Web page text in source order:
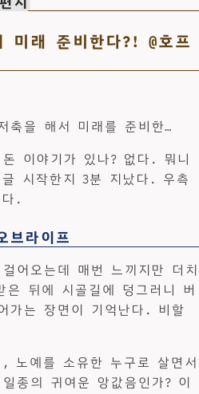
래 준비한다?! @호프
축을 해서 미래를 준비한…
이야기가 있나? 없다. 뭐니
시작한지 3분 지났다. 우측
.
브라이프
어오는데 매번 느끼지만 더치
은 뒤에 시골길에 덩그러니 버
가는 장면이 기억난다. 비할
노예를 소유한 누구로 살면서
종의 귀여운 앙값음인가? 이